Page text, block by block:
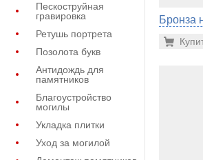
Пескоструйная
гравировка
Ретушь портрета
Позолота букв
Антидождь для
памятников
Благоустройство
могилы
Укладка плитки
Уход за могилой
Бронза